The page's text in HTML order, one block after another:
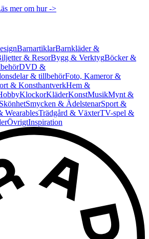
mer om hur ->
BarnartiklarBarnkläder &
& ResorBygg & VerktygBöcker &
DVD &
& tillbehörFoto, Kameror &
& KonsthantverkHem &
KlockorKläderKonstMusikMynt &
Smycken & ÄdelstenarSport &
WearablesTrädgård & VäxterTV-spel &
ÖvrigtInspiration